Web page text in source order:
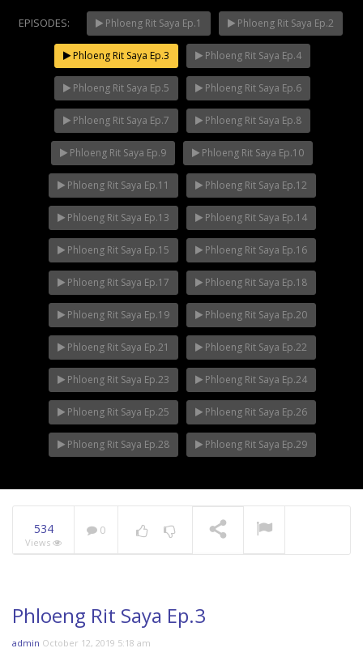
NOW PLAYING Mani Nakha Ep.14
EPISODES: Phloeng Rit Saya Ep.1 Phloeng Rit Saya Ep.2
Phloeng Rit Saya Ep.3 Phloeng Rit Saya Ep.4
Phloeng Rit Saya Ep.5 Phloeng Rit Saya Ep.6
Phloeng Rit Saya Ep.7 Phloeng Rit Saya Ep.8
Phloeng Rit Saya Ep.9 Phloeng Rit Saya Ep.10
Phloeng Rit Saya Ep.11 Phloeng Rit Saya Ep.12
Phloeng Rit Saya Ep.13 Phloeng Rit Saya Ep.14
Phloeng Rit Saya Ep.15 Phloeng Rit Saya Ep.16
Phloeng Rit Saya Ep.17 Phloeng Rit Saya Ep.18
Phloeng Rit Saya Ep.19 Phloeng Rit Saya Ep.20
Phloeng Rit Saya Ep.21 Phloeng Rit Saya Ep.22
Phloeng Rit Saya Ep.23 Phloeng Rit Saya Ep.24
Phloeng Rit Saya Ep.25 Phloeng Rit Saya Ep.26
Phloeng Rit Saya Ep.28 Phloeng Rit Saya Ep.29
534
Views
0
Phloeng Rit Saya Ep.3
admin October 12, 2019 5:18 am